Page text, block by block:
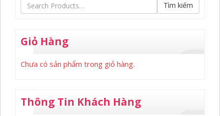
Tìm kiếm
Giỏ Hàng
Chưa có sản phẩm trong giỏ hàng.
Thông Tin Khách Hàng